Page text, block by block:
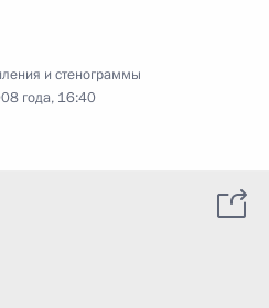
и стенограммы
года, 16:40